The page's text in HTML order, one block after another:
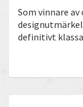
Som vinnare
definitivt